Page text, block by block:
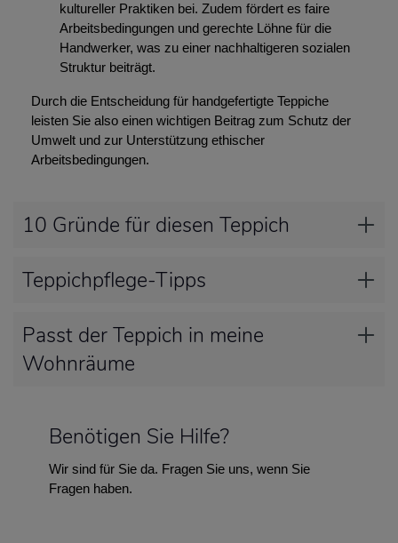
kultureller Praktiken bei. Zudem fördert es faire
Arbeitsbedingungen und gerechte Löhne für die
Handwerker, was zu einer nachhaltigeren sozialen
Struktur beiträgt.
Durch die Entscheidung für handgefertigte Teppiche
leisten Sie also einen wichtigen Beitrag zum Schutz der
Umwelt und zur Unterstützung ethischer
Arbeitsbedingungen.
10 Gründe für diesen Teppich
Teppichpflege-Tipps
Passt der Teppich in meine
Wohnräume
Benötigen Sie Hilfe?
Wir sind für Sie da. Fragen Sie uns, wenn Sie
Fragen haben.